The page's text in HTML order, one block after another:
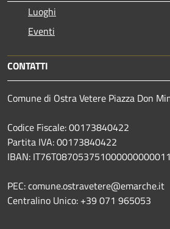
Luoghi
Eventi
CONTATTI
Comune di Ostra Vetere Piazza Don
Codice Fiscale: 00173840422
Partita IVA: 00173840422
IBAN:
PEC: comune.ostravetere@emarche.it
Centralino Unico: +39 071 965053